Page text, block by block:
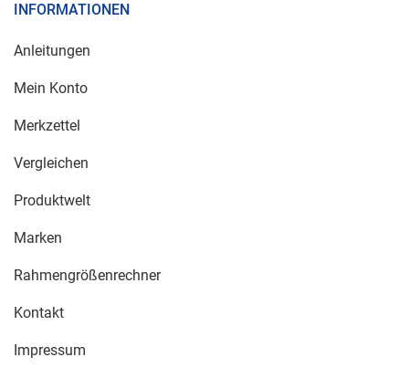
INFORMATIONEN
Anleitungen
Mein Konto
Merkzettel
Vergleichen
Produktwelt
Marken
Rahmengrößenrechner
Kontakt
Impressum